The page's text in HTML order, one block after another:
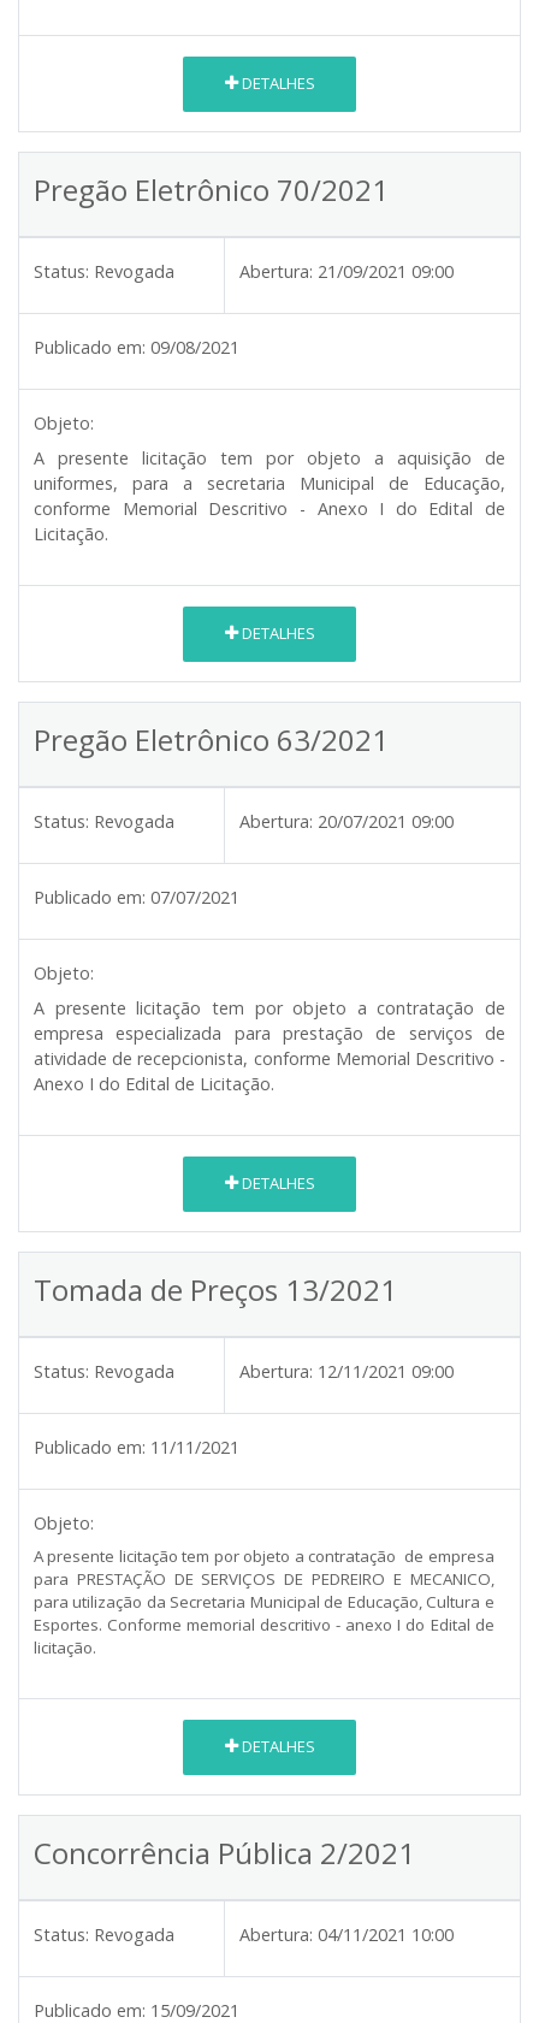
DETALHES
Pregão Eletrônico 70/2021
Status: Revogada Abertura: 21/09/2021 09:00
Publicado em: 09/08/2021
Objeto:
A presente licitação tem por objeto a aquisição de
uniformes, para a secretaria Municipal de Educação,
conforme Memorial Descritivo - Anexo I do Edital de
Licitação.
DETALHES
Pregão Eletrônico 63/2021
Status: Revogada Abertura: 20/07/2021 09:00
Publicado em: 07/07/2021
Objeto:
A presente licitação tem por objeto a contratação de
empresa especializada para prestação de serviços de
atividade de recepcionista, conforme Memorial Descritivo -
Anexo I do Edital de Licitação.
DETALHES
Tomada de Preços 13/2021
Status: Revogada Abertura: 12/11/2021 09:00
Publicado em: 11/11/2021
Objeto:
A presente licitação tem por objeto a contratação de empresa
para PRESTAÇÃO DE SERVIÇOS DE PEDREIRO E MECANICO,
para utilização da Secretaria Municipal de Educação, Cultura e
Esportes. Conforme memorial descritivo - anexo I do Edital de
licitação.
DETALHES
Concorrência Pública 2/2021
Status: Revogada Abertura: 04/11/2021 10:00
Publicado em: 15/09/2021